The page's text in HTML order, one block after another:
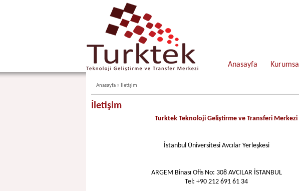
Anasayfa Kurumsal
Anasayfa » İletişim
İletişim
Turktek Teknoloji Geliştirme ve Transferi Merkezi
İstanbul Üniversitesi Avcılar Yerleşkesi
ARGEM Binası Ofis No: 308 AVCILAR İSTANBUL
Tel: +90 212 691 61 34